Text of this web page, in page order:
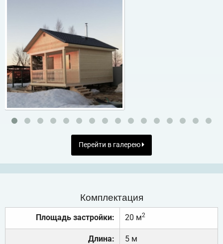
Перейти в галерею
Комплектация
Площадь застройки: 20 м2
Длина: 5 м